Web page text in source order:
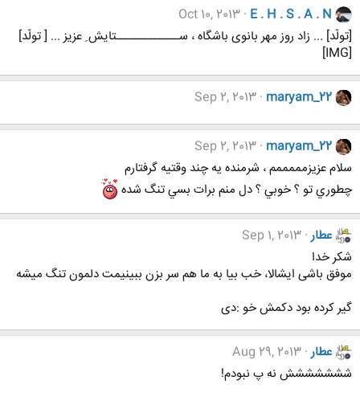
E . H . S . A . N
Oct 10, 2013
[تولّد] ... زاد روز مهر بانوی باشگاه ، ســـــــــــــتایش ِ عزیز ... [ تولّد]
[IMG]
maryam_22
Sep 2, 2013
maryam_22
Sep 2, 2013
سلام عزيزمممممم ، شرمنده يه چند وقتيه گرفتارم
چطوري تو ؟ خوبي ؟ دل منم برات بسي تنگ شده
عطار Sep 1, 2013
شکر خدا
موفق باشی ایشالا، خب بیا به ما هم سر بزن ببینیمت دلمون تنگ میشه
گیر کرده بود دکمش خو :دی
عطار Aug 29, 2013
ششششششش نه پ نبودم!